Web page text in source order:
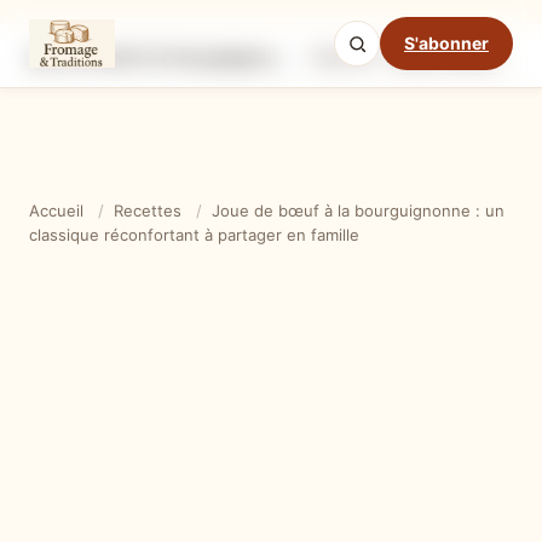
S'abonner
Ingrédients Étapes
Mode cuisine
Accueil / Recettes / Joue de bœuf à la bourguignonne : un
classique réconfortant à partager en famille